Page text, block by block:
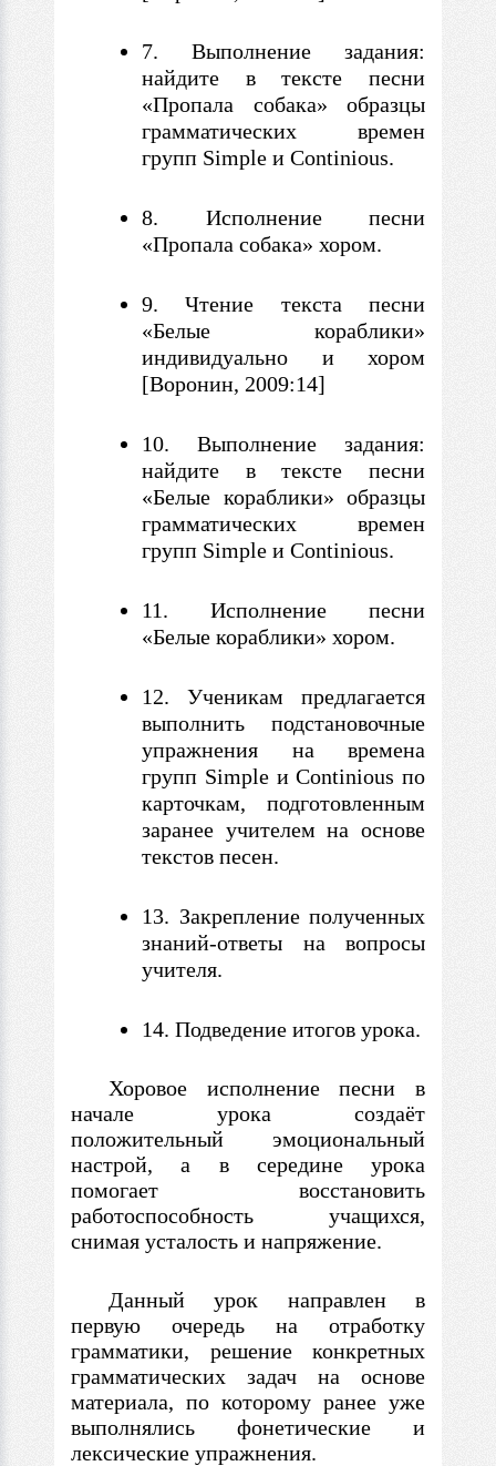
7. Выполнение задания:
найдите в
тексте песни
«Пропала собака» образцы
грамматических времен
групп Simple и Continious.
8. Исполнение песни
«Пропала собака» хором.
9. Чтение текста песни
«Белые кораблики»
индивидуально и хором
[Воронин, 2009:14]
10. Выполнение задания:
найдите втексте песни
«Белые кораблики» образцы
грамматических времен
групп Simple и Continious.
11. Исполнение песни
«Белые кораблики» хором.
12. Ученикам предлагается
выполнить подстановочные
упражнения на времена
групп Simple и Continious по
карточкам, подготовленным
заранее учителем на основе
текстов песен.
13. Закрепление полученных
знаний-ответы на вопросы
учителя.
14. Подведение итогов урока.
Хоровое исполнение песни в
начале урока создаёт
положительный эмоциональный
настрой, а в середине урока
помогает восстановить
работоспособность учащихся,
снимая усталость и напряжение.
Данный урок направленв
первую очередь на отработку
грамматики, решение конкретных
грамматических задач на основе
материала, по которому ранее уже
выполнялись фонетические и
лексические упражнения.